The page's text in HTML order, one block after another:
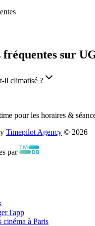
fréquentes sur
il climatisé ?
pour les horaires &
Timepilot Agency © 2026
par
l'app
cinéma à Paris